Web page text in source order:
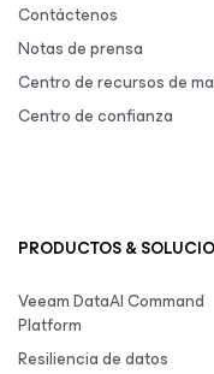
Contáctenos
Notas de prensa
Centro de recursos de
Centro de confianza
PRODUCTOS &
Veeam DataAI Command
Platform
Resiliencia de datos